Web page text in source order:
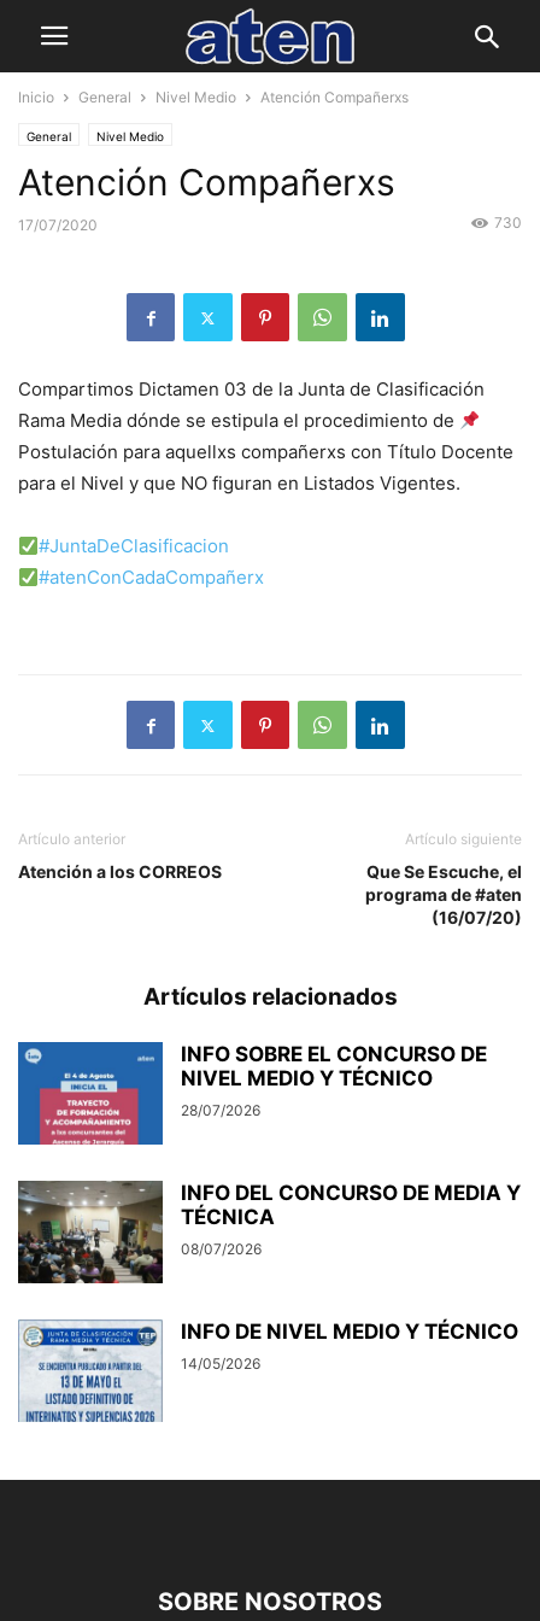
Inicio General Nivel Medio Atención Compañerxs
General Nivel Medio
Atención Compañerxs
17/07/2020 730
Compartimos Dictamen 03 de la Junta de Clasificación
Rama Media dónde se estipula el procedimiento de
Postulación para aquellxs compañerxs con Título Docente
para el Nivel y que NO figuran en Listados Vigentes.
#JuntaDeClasificacion
#atenConCadaCompañerx
Artículo anterior
Atención a los CORREOS
Artículo siguiente
Que Se Escuche, el
programa de #aten
(16/07/20)
Artículos relacionados
INFO SOBRE EL CONCURSO DE
NIVEL MEDIO Y TÉCNICO
28/07/2026
INFO DEL CONCURSO DE MEDIA Y
TÉCNICA
08/07/2026
INFO DE NIVEL MEDIO Y TÉCNICO
14/05/2026
SOBRE NOSOTROS